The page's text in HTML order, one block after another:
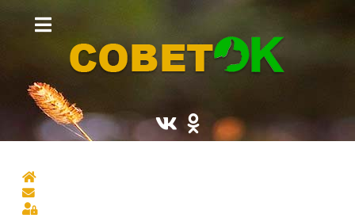
Главная страница
Подписаться на блог
Sign In